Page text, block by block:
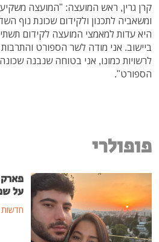
קרן גרין, ראש המועצה: "המועצה
ומשאביה לתכנון ולקידום שכונת נוף
היא עדות למאמצי המועצה לקידום
ביישוב. אני מודה לשר הספורט
לרשויות כמונו, אני בטוחה שנבנה
הספורט".
פופולרי
על
חדשות